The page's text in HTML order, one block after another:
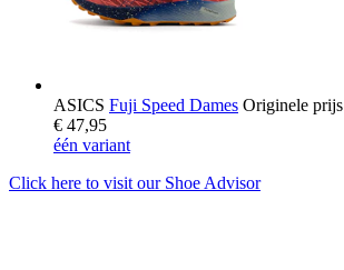
ASICS Fuji Speed Dames Originele prijs
€ 47,95
één variant
Click here to visit our Shoe Advisor